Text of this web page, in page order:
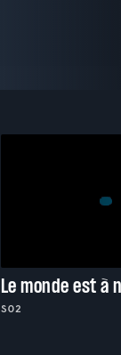
Le monde est à
S02